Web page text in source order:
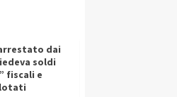
dai
soldi
fiscali e